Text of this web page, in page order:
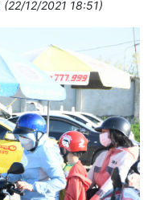
(22/12/2021 18:51)